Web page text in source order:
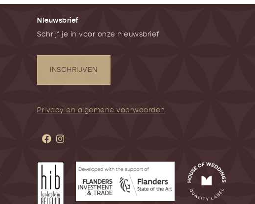
NIeuwsbrief
Schrijf je in voor onze nieuwsbrief
INSCHRIJVEN
Privacy en algemene voorwaarden